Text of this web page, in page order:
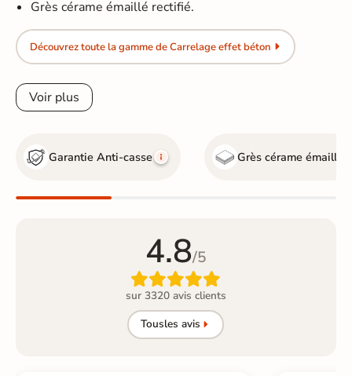
Grès cérame émaillé rectifié.
Découvrez toute la gamme de Carrelage effet béton
Voir plus
Garantie Anti-casse Grès cérame émaillé
4.8/5

sur 3320 avis clients
Tousles avis